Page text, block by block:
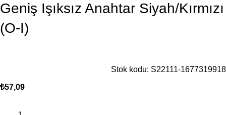
Geniş Işıksız Anahtar Siyah/Kırmızı
(O-I)
Stok kodu: S22111-1677319918
₺57,09